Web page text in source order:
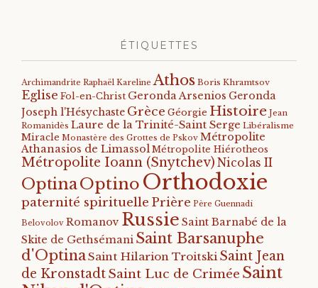
ÉTIQUETTES
Archimandrite Raphaël Kareline Athos Boris Khramtsov
Eglise Fol-en-Christ Geronda Arsenios Geronda
Joseph l'Hésychaste Grèce Géorgie Histoire Jean
Romanidès Laure de la Trinité-Saint Serge Libéralisme
Miracle Monastère des Grottes de Pskov Métropolite
Athanasios de Limassol Métropolite Hiérotheos
Métropolite Ioann (Snytchev) Nicolas II
OptinaOptino Orthodoxie
paternité spirituelle Prière Père Guennadi
Belovolov Romanov Russie Saint Barnabé de la
Skite de Gethsémani Saint Barsanuphe
d'Optina Saint Hilarion Troitski Saint Jean
de KronstadtSaint Luc de Crimée Saint